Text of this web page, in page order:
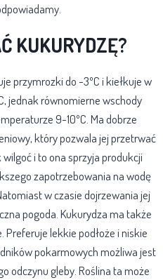
KUKURYDZĘ?
przymrozki do -3ºC i kiełkuje w
jednak równomierne wschody
9-10ºC. Ma dobrze
który pozwala jej przetrwać
i to ona sprzyja produkcji
zapotrzebowania na wodę
w czasie dojrzewania jej
pogoda. Kukurydza ma także
lekkie podłoże i niskie
pokarmowych możliwa jest
odczynu gleby. Roślina ta może